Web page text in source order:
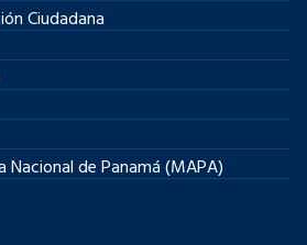
Ciudadana
de Panamá (MAPA)